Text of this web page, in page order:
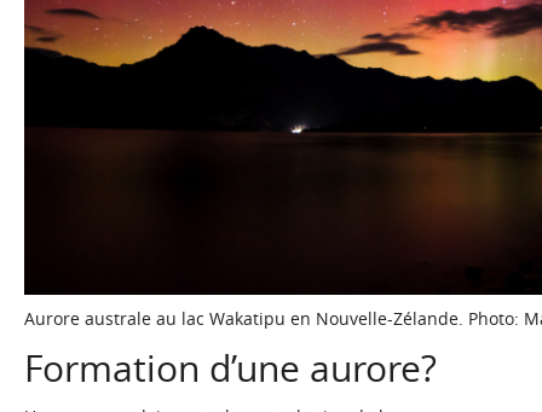
Aurore australe au lac Wakatipu en Nouvelle-Zélande. Photo:
Formation d’une aurore?